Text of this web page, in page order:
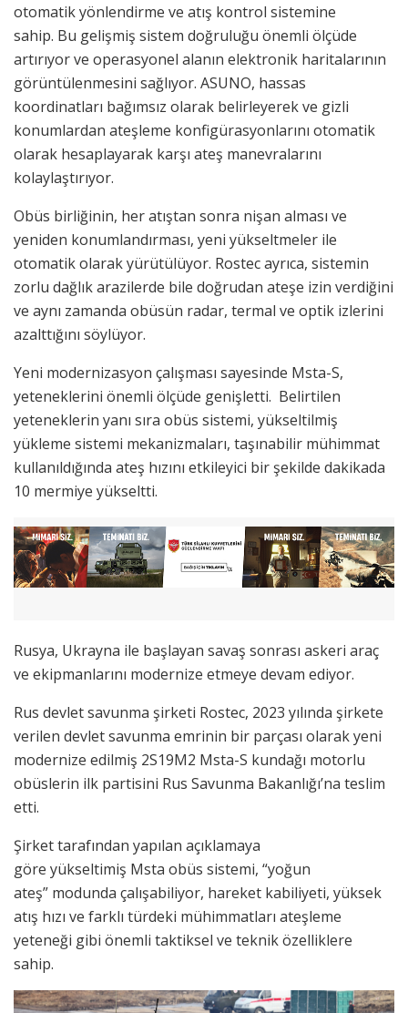
otomatik yönlendirme ve atış kontrol sistemine
sahip. Bu gelişmiş sistem doğruluğu önemli ölçüde
artırıyor ve operasyonel alanın elektronik haritalarının
görüntülenmesini sağlıyor. ASUNO, hassas
koordinatları bağımsız olarak belirleyerek ve gizli
konumlardan ateşleme konfigürasyonlarını otomatik
olarak hesaplayarak karşı ateş manevralarını
kolaylaştırıyor.
Obüs birliğinin, her atıştan sonra nişan alması ve
yeniden konumlandırması, yeni yükseltmeler ile
otomatik olarak yürütülüyor. Rostec ayrıca, sistemin
zorlu dağlık arazilerde bile doğrudan ateşe izin verdiğini
ve aynı zamanda obüsün radar, termal ve optik izlerini
azalttığını söylüyor.
Yeni modernizasyon çalışması sayesinde Msta-S,
yeteneklerini önemli ölçüde genişletti. Belirtilen
yeteneklerin yanı sıra obüs sistemi, yükseltilmiş
yükleme sistemi mekanizmaları, taşınabilir mühimmat
kullanıldığında ateş hızını etkileyici bir şekilde dakikada
10 mermiye yükseltti.
Rusya, Ukrayna ile başlayan savaş sonrası askeri araç
ve ekipmanlarını modernize etmeye devam ediyor.
Rus devlet savunma şirketi Rostec, 2023 yılında şirkete
verilen devlet savunma emrinin bir parçası olarak yeni
modernize edilmiş 2S19M2 Msta-S kundağı motorlu
obüslerin ilk partisini Rus Savunma Bakanlığı’na teslim
etti.
Şirket tarafından yapılan açıklamaya
göre yükseltimiş Msta obüs sistemi, “yoğun
ateş” modunda çalışabiliyor, hareket kabiliyeti, yüksek
atış hızı ve farklı türdeki mühimmatları ateşleme
yeteneği gibi önemli taktiksel ve teknik özelliklere
sahip.